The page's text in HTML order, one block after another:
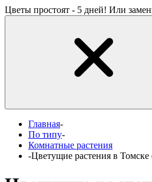
Цветы простоят - 5 дней! Или
Главная-
По типу-
Комнатные растения
-Цветущие растения в Томске